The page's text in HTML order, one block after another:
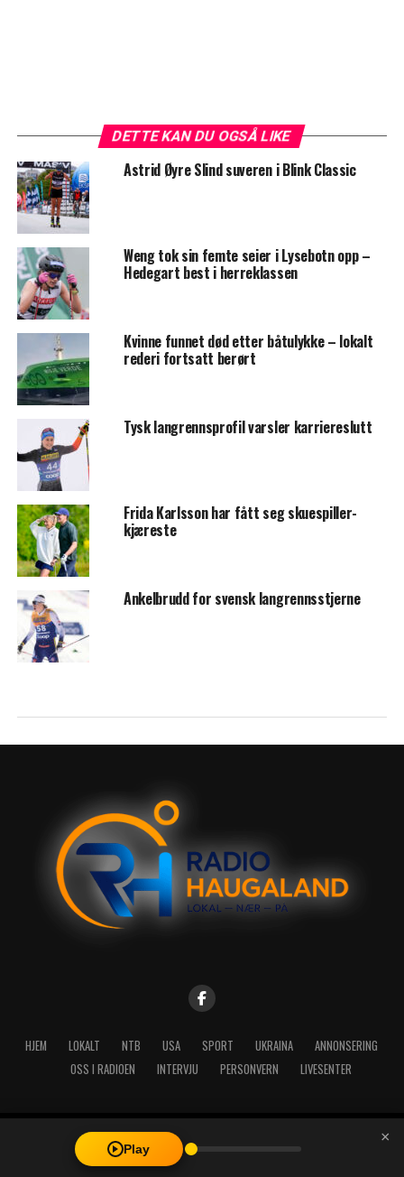
DETTE KAN DU OGSÅ LIKE
Astrid Øyre Slind suveren i Blink Classic
Weng tok sin femte seier i Lysebotn opp –
Hedegart best i herreklassen
Kvinne funnet død etter båtulykke – lokalt
rederi fortsatt berørt
Tysk langrennsprofil varsler karriereslutt
Frida Karlsson har fått seg skuespiller-
kjæreste
Ankelbrudd for svensk langrennsstjerne
HJEM LOKALT NTB USA SPORT UKRAINA
ANNONSERING
OSS I RADIOEN
INTERVJU PERSONVERN LIVESENTER
Copyright © 2026 A-Media AS | Radio Haugaland - Haraldsgata 114,
5527 Haugesund - Mail: post@radioh.no - Telefon: 52717273
Play
×